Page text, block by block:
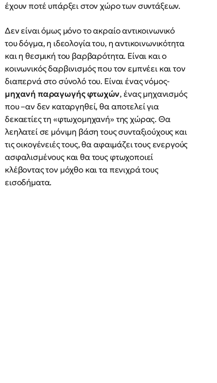
έχουν ποτέ υπάρξει στον χώρο των συντάξεων.
Δεν είναι όμως μόνο το ακραίο αντικοινωνικό
του δόγμα, η ιδεολογία του, η αντικοινωνικότητα
και η θεσμική του βαρβαρότητα. Είναι και ο
κοινωνικός δαρβινισμός που τον εμπνέει και τον
διαπερνά στο σύνολό του. Είναι ένας νόμος-
μηχανή παραγωγής φτωχών, ένας μηχανισμός
που –αν δεν καταργηθεί, θα αποτελεί για
δεκαετίες τη «φτωχομηχανή» της χώρας. Θα
λεηλατεί σε μόνιμη βάση τους συνταξιούχους και
τις οικογένειές τους, θα αφαιμάζει τους ενεργούς
ασφαλισμένους και θα τους φτωχοποιεί
κλέβοντας τον μόχθο και τα πενιχρά τους
εισοδήματα.